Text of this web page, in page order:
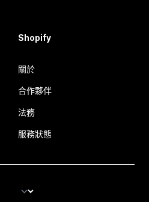
Shopify
關於
合作夥伴
法務
服務狀態